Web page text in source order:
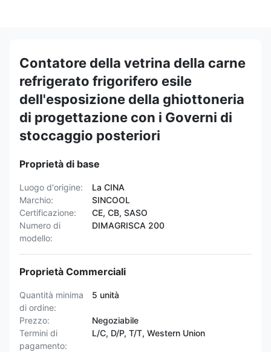
Contatore della vetrina della carne
refrigerato frigorifero esile
dell'esposizione della ghiottoneria
di progettazione con i Governi di
stoccaggio posteriori
Proprietà di base
Luogo d'origine:
La CINA
Marchio:
SINCOOL
Certificazione:
CE, CB, SASO
Numero di
modello:
DIMAGRISCA 200
Proprietà Commerciali
Quantità minima
di ordine:
5 unità
Prezzo:
Negoziabile
Termini di
pagamento:
L/C, D/P, T/T, Western Union